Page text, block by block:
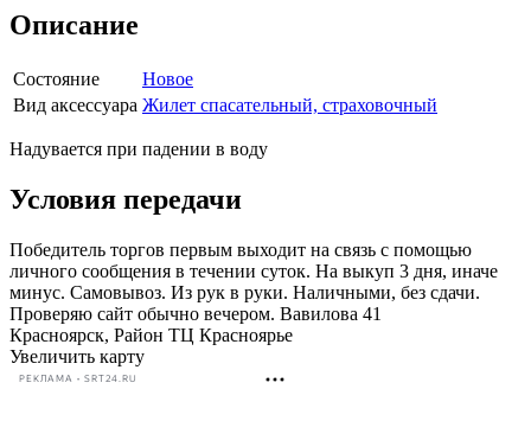
Описание
Состояние
Новое
Вид аксессуара Жилет спасательный, страховочный
Надувается при падении в воду
Условия передачи
Победитель торгов первым выходит на связь с помощью
личного сообщения в течении суток. На выкуп 3 дня, иначе
минус. Самовывоз. Из рук в руки. Наличными, без сдачи.
Проверяю сайт обычно вечером. Вавилова 41
Красноярск, Район ТЦ Красноярье
Увеличить карту
РЕКЛАМА • SRT24.RU